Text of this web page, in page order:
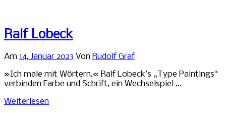
Ralf Lobeck
Am 14. Januar 2023 Von Rudolf Graf
»Ich male mit Wörtern.« Ralf Lobeck’s „Type Paintings“
verbinden Farbe und Schrift, ein Wechselspiel …
Weiterlesen